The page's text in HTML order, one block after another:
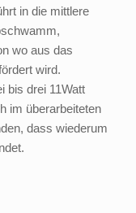
in die mittlere
wo aus das
wird.
bis drei 11Watt
im überarbeiteten
dass wiederum